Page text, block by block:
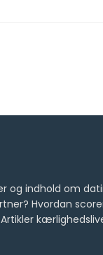
og indhold om
Hvordan